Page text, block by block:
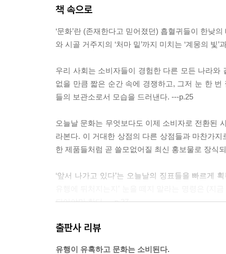
책 속으로
‘문화’란 (존재한다고 믿어졌던) 흡혈귀들이 한낮
와 시골 거주지의 ‘처마 밑’까지 미치는 ‘계몽의 빛’
우리 사회는 소비자들이 경험한 다른 모든 나라
없을 만큼 짧은 순간 속에 경쟁하고, 그저 눈 한
들의 보관소로서 모습을 드러낸다. ---p.25
오늘날 문화는 무엇보다도 이제 소비자로 전환된
라본다. 이 거대한 상점의 다른 상점들과 마찬가
한 제품들처럼 곧 쓸모없어질 최신 홍보물로 장식
‘앞서 나가고 있다’는 오늘날의 징표들을 빠르게
되어야만 한다. ---p.37
오늘날의 문화는 사람들이 셔츠를 갈아입거나 양
출판사 리뷰
유행이 유혹하고 문화는 소비된다.